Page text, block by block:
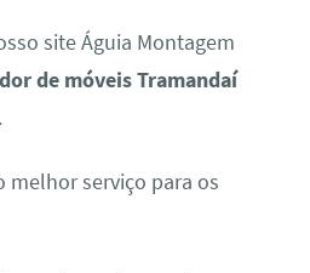
site Águia Montagem
de móveis Tramandaí
melhor serviço para os